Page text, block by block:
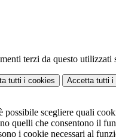
terzi da questo
tutti i cookies Accetta tutti i
possibile scegliere quali
quelli che consentono il
i cookie necessari al